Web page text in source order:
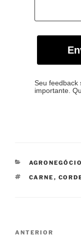
Seu feedback
importante.
CATEGORIAS
AGRONEGÓCIO
TAGS
CARNE ,
Navegação
Post
ANTERIOR